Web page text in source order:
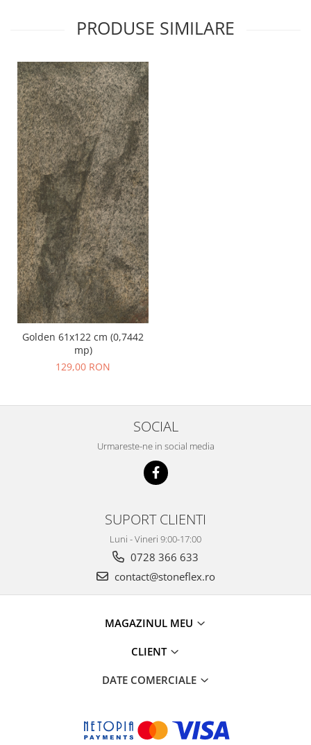
PRODUSE SIMILARE
Golden 61x122 cm (0,7442
mp)
129,00 RON
SOCIAL
Urmareste-ne in social media
SUPORT CLIENTI
Luni - Vineri 9:00-17:00
0728 366 633
contact@stoneflex.ro
MAGAZINUL MEU
CLIENT
DATE COMERCIALE